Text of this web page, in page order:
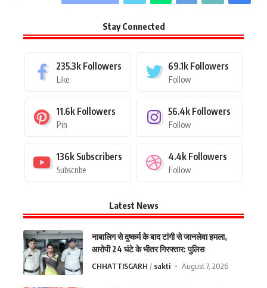
Stay Connected
235.3k Followers
Like
69.1k Followers
Follow
11.6k Followers
Pin
56.4k Followers
Follow
136k Subscribers
Subscribe
4.4k Followers
Follow
Latest News
नाबालिग से दुष्कर्म के बाद टांगी से जानलेवा हमला,
आरोपी 24 घंटे के भीतर गिरफ्तार: पुलिस
CHHATTISGARH sakti August 7, 2026